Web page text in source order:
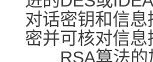
对话密钥和信
密并可核对信息
RSA算法的